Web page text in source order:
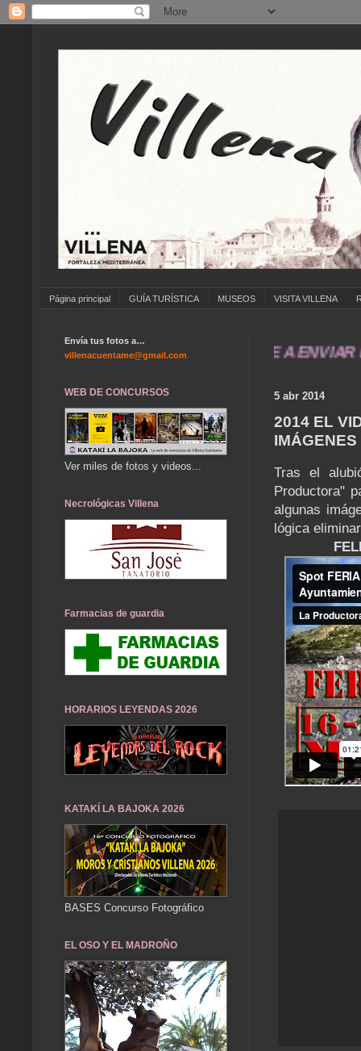
Página principal GUÍA TURÍSTICA MUSEOS VISITA VILLENA
... ANÍMATE A ENVIAR FOTOS
5 abr 2014
2014 EL
Tras el
Productora"
algunas
lógica
Envía tus fotos a…
villenacuentame@gmail.com
WEB DE CONCURSOS
Ver miles de fotos y videos...
Necrológicas Villena
Farmacias de guardia
HORARIOS LEYENDAS 2026
KATAKÍ LA BAJOKA 2026
BASES Concurso Fotográfico
EL OSO Y EL MADROÑO